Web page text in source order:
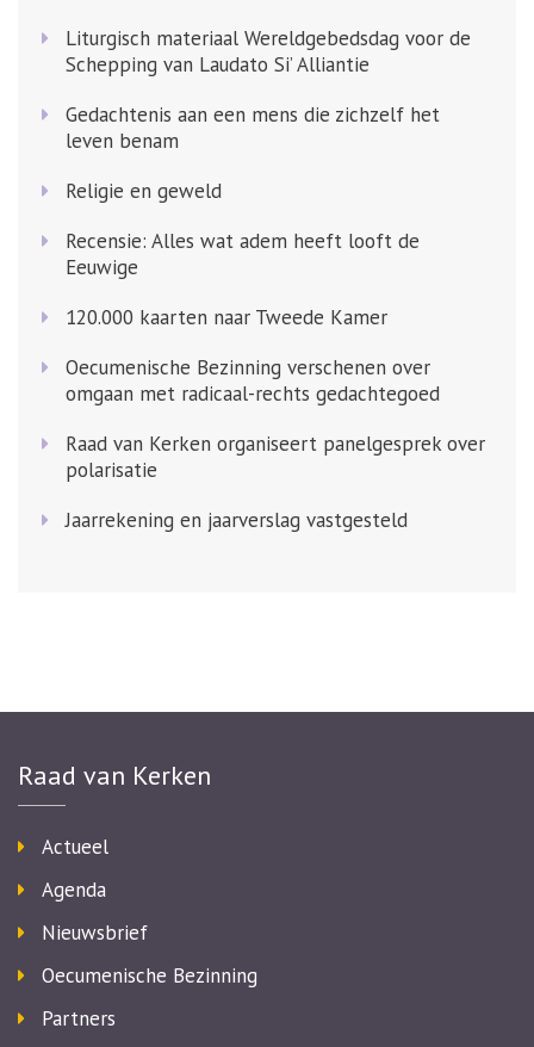
Liturgisch materiaal Wereldgebedsdag voor de
Schepping van Laudato Si’ Alliantie
Gedachtenis aan een mens die zichzelf het
leven benam
Religie en geweld
Recensie: Alles wat adem heeft looft de
Eeuwige
120.000 kaarten naar Tweede Kamer
Oecumenische Bezinning verschenen over
omgaan met radicaal-rechts gedachtegoed
Raad van Kerken organiseert panelgesprek over
polarisatie
Jaarrekening en jaarverslag vastgesteld
Raad van Kerken
Actueel
Agenda
Nieuwsbrief
Oecumenische Bezinning
Partners